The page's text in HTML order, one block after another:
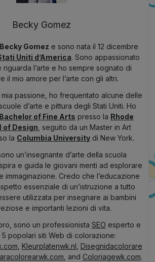
Becky Gomez
Becky Gomez e sono nata il 12 dicembre
Uniti d’America. Sono appassionato
riguarda l’arte e ho sempre sognato di
il mio amore per l’arte con gli altri.
passione, ho frequentato alcune delle
d’arte e pittura degli Stati Uniti. Ho
Bachelor of Fine Arts presso la Rhode
of Design , seguito da un Master in Art
la Columbia University di New York.
un’insegnante d’arte della scuola
e guida le giovani menti ad esplorare
immaginazione. Credo che l’educazione
essenziale di un’istruzione a tutto
utilizzata per insegnare ai bambini
e importanti lezioni di vita.
sono un professionista SEO esperto e
popolari siti Web di colorazione:
Kleurplatenwk.nl Disegnidacolorare
, and Coloriagewk.com.